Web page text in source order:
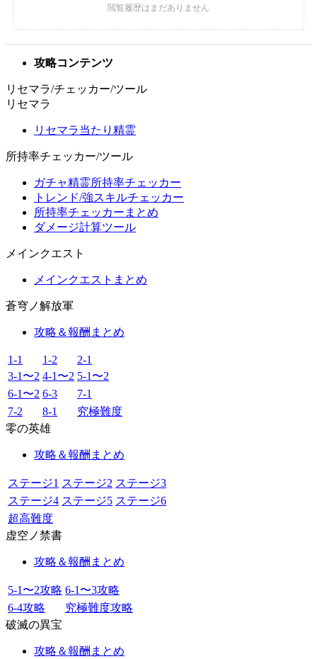
攻略コンテンツ
リセマラ/チェッカー/ツール
リセマラ
リセマラ当たり精霊
所持率チェッカー/ツール
ガチャ精霊所持率チェッカー
トレンド/強スキルチェッカー
所持率チェッカーまとめ
ダメージ計算ツール
メインクエスト
メインクエストまとめ
蒼穹ノ解放軍
攻略＆報酬まとめ
1-1 1-2
2-1
3-1〜2 4-1〜2 5-1〜2
6-1〜2 6-3
7-1
7-2
8-1
究極難度
零の英雄
攻略＆報酬まとめ
ステージ1 ステージ2 ステージ3
ステージ4 ステージ5 ステージ6
超高難度
虚空ノ禁書
攻略＆報酬まとめ
5-1〜2攻略 6-1〜3攻略
6-4攻略
究極難度攻略
破滅の異宝
攻略＆報酬まとめ